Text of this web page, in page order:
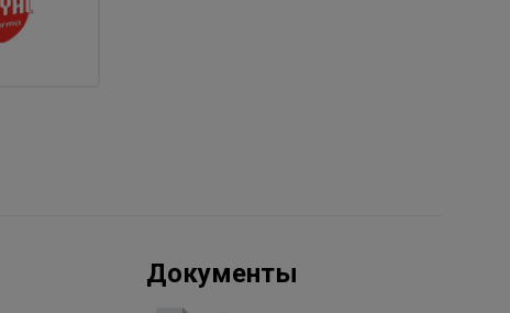
Документы